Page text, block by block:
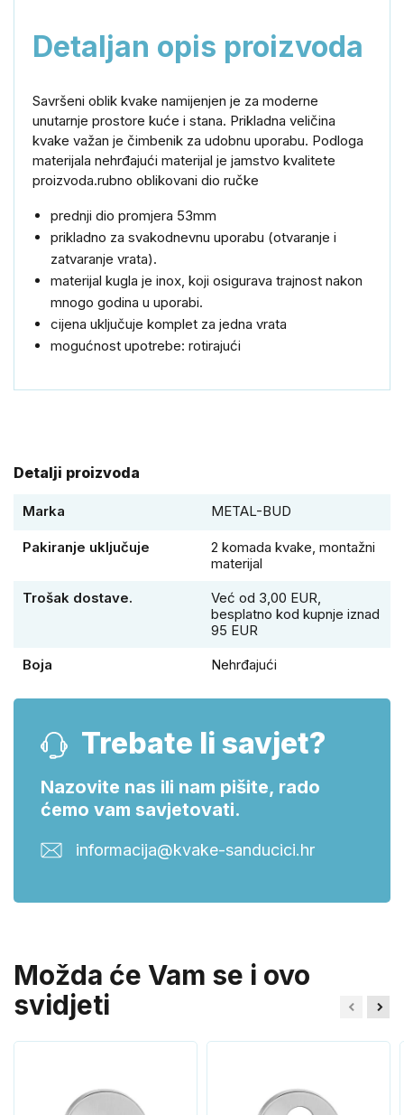
Detaljan opis proizvoda
Savršeni oblik kvake namijenjen je za moderne
unutarnje prostore kuće i stana. Prikladna veličina
kvake važan je čimbenik za udobnu uporabu. Podloga
materijala nehrđajući materijal je jamstvo kvalitete
proizvoda.rubno oblikovani dio ručke
prednji dio promjera 53mm
prikladno za svakodnevnu uporabu (otvaranje i
zatvaranje vrata).
materijal kugla je inox, koji osigurava trajnost nakon
mnogo godina u uporabi.
cijena uključuje komplet za jedna vrata
mogućnost upotrebe: rotirajući
Detalji proizvoda
Marka METAL-BUD
Pakiranje uključuje
2 komada kvake, montažni
materijal
Trošak dostave.
Već od 3,00 EUR,
besplatno kod kupnje iznad
95 EUR
Boja
Nehrđajući
Trebate li savjet?
Nazovite nas ili nam pišite, rado
ćemo vam savjetovati.
informacija@kvake-sanducici.hr
Možda će Vam se i ovo
svidjeti